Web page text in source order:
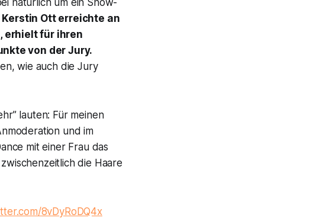
natürlich um ein Show-
Kerstin Ott erreichte an
erhielt für ihren
von der Jury.
wie auch die Jury
lauten: Für meinen
und im
mit einer Frau das
die Haare
8vDyRoDQ4x